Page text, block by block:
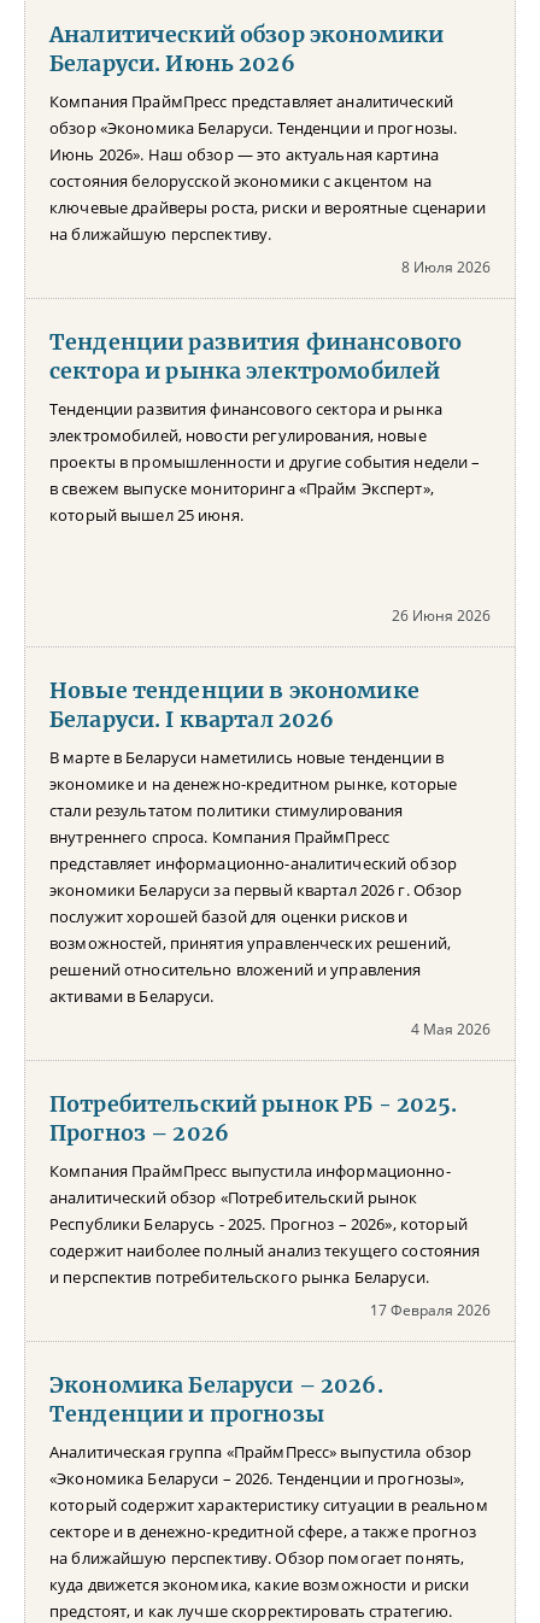
Аналитический обзор экономики
Беларуси. Июнь 2026
Компания ПраймПресс представляет аналитический
обзор «Экономика Беларуси. Тенденции и прогнозы.
Июнь 2026». Наш обзор — это актуальная картина
состояния белорусской экономики с акцентом на
ключевые драйверы роста, риски и вероятные сценарии
на ближайшую перспективу.
8 Июля 2026
Тенденции развития финансового
сектора и рынка электромобилей
Тенденции развития финансового сектора и рынка
электромобилей, новости регулирования, новые
проекты в промышленности и другие события недели –
в свежем выпуске мониторинга «Прайм Эксперт»,
который вышел 25 июня.
26 Июня 2026
Новые тенденции в экономике
Беларуси. I квартал 2026
В марте в Беларуси наметились новые тенденции в
экономике и на денежно-кредитном рынке, которые
стали результатом политики стимулирования
внутреннего спроса. Компания ПраймПресс
представляет информационно-аналитический обзор
экономики Беларуси за первый квартал 2026 г. Обзор
послужит хорошей базой для оценки рисков и
возможностей, принятия управленческих решений,
решений относительно вложений и управления
активами в Беларуси.
4 Мая 2026
Потребительский рынок РБ - 2025.
Прогноз – 2026
Компания ПраймПресс выпустила информационно-
аналитический обзор «Потребительский рынок
Республики Беларусь - 2025. Прогноз – 2026», который
содержит наиболее полный анализ текущего состояния
и перспектив потребительского рынка Беларуси.
17 Февраля 2026
Экономика Беларуси – 2026.
Тенденции и прогнозы
Аналитическая группа «ПраймПресс» выпустила обзор
«Экономика Беларуси – 2026. Тенденции и прогнозы»,
который содержит характеристику ситуации в реальном
секторе и в денежно-кредитной сфере, а также прогноз
на ближайшую перспективу. Обзор помогает понять,
куда движется экономика, какие возможности и риски
предстоят, и как лучше скорректировать стратегию.